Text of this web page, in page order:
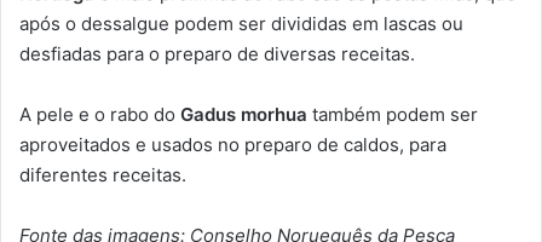
após o dessalgue podem ser divididas em lascas ou
desfiadas para o preparo de diversas receitas.
A pele e o rabo do Gadus morhua também podem ser
aproveitados e usados no preparo de caldos, para
diferentes receitas.
Fonte das imagens: Conselho Norueguês da Pesca